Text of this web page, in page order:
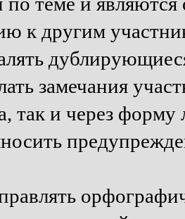
к другим
замечания
так и через